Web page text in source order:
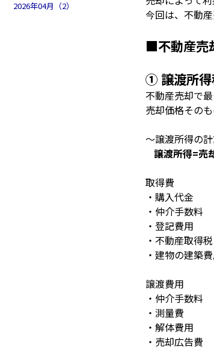
2026年04月（2）
今回は、不動
■不動産売
① 譲渡所
不動産売却で最
売却価格その
～譲渡所得の
譲渡所得=売
取得費
・購入代金
・仲介手数料
・登記費用
・不動産取得税
・建物の建
譲渡費用
・仲介手数料
・測量費
・解体費用
・売却広告